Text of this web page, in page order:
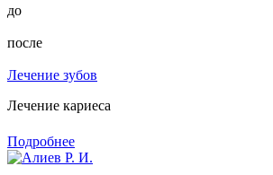
до
после
Лечение зубов
Лечение кариеса
Подробнее